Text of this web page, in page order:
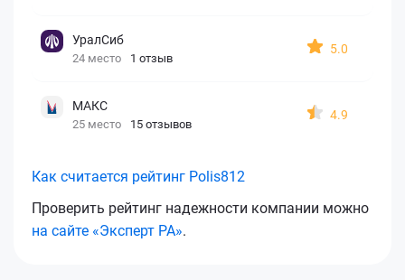
УралСиб
24 место 1 отзыв
5.0
МАКС
25 место 15 отзывов
4.9
Как считается рейтинг Polis812
Проверить рейтинг надежности компании можно
на сайте «Эксперт РА».